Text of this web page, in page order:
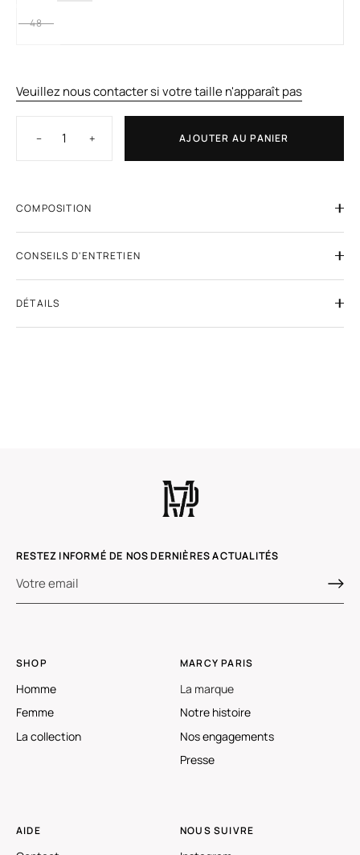
48
Veuillez nous contacter si votre taille n'apparaît pas
− + AJOUTER AU PANIER
COMPOSITION
CONSEILS D'ENTRETIEN
DÉTAILS
RESTEZ INFORMÉ DE NOS DERNIÈRES ACTUALITÉS
SHOP
Homme
Femme
La collection
MARCY PARIS
La marque
Notre histoire
Nos engagements
Presse
AIDE NOUS SUIVRE